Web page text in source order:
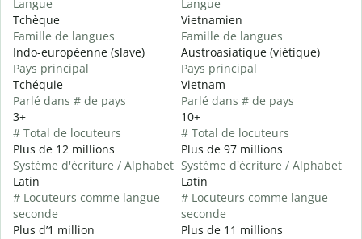
Langue
Tchèque
Famille de langues
Indo-européenne (slave)
Pays principal
Tchéquie
Parlé dans # de pays
3+
# Total de locuteurs
Plus de 12 millions
Système d'écriture / Alphabet
Latin
# Locuteurs comme langue
seconde
Plus d’1 million
Langue
Vietnamien
Famille de langues
Austroasiatique (viétique)
Pays principal
Vietnam
Parlé dans # de pays
10+
# Total de locuteurs
Plus de 97 millions
Système d'écriture / Alphabet
Latin
# Locuteurs comme langue
seconde
Plus de 11 millions